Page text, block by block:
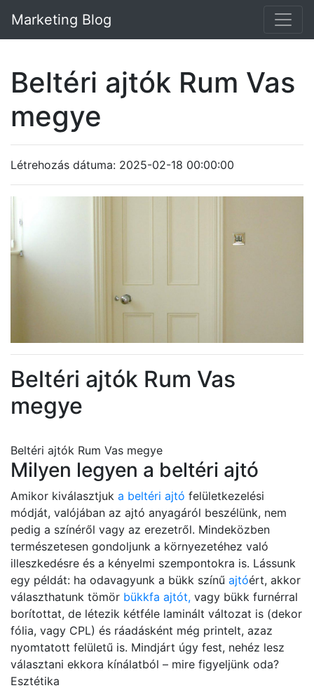
Marketing Blog
Beltéri ajtók Rum Vas
megye
Létrehozás dátuma: 2025-02-18 00:00:00
Beltéri ajtók Rum Vas
megye
Beltéri ajtók Rum Vas megye
Milyen legyen a beltéri ajtó
Amikor kiválasztjuk a beltéri ajtó felületkezelési
módját, valójában az ajtó anyagáról beszélünk, nem
pedig a színéről vagy az erezetről. Mindeközben
természetesen gondoljunk a környezetéhez való
illeszkedésre és a kényelmi szempontokra is. Lássunk
egy példát: ha odavagyunk a bükk színű ajtóért, akkor
választhatunk tömör bükkfa ajtót, vagy bükk furnérral
borítottat, de létezik kétféle laminált változat is (dekor
fólia, vagy CPL) és ráadásként még printelt, azaz
nyomtatott felületű is. Mindjárt úgy fest, nehéz lesz
választani ekkora kínálatból – mire figyeljünk oda?
Esztétika